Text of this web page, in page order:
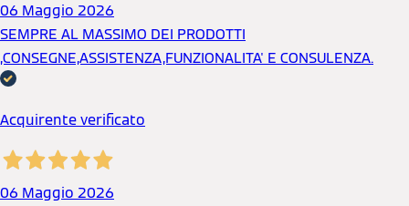
06 Maggio 2026
SEMPRE AL MASSIMO DEI PRODOTTI
,CONSEGNE,ASSISTENZA,FUNZIONALITA' E CONSULENZA.
Acquirente verificato
06 Maggio 2026